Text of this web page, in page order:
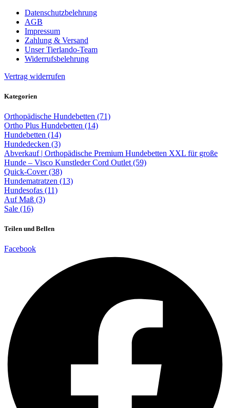
Datenschutzbelehrung
AGB
Impressum
Zahlung & Versand
Unser Tierlando-Team
Widerrufsbelehrung
Vertrag widerrufen
Kategorien
Orthopädische Hundebetten (71)
Ortho Plus Hundebetten (14)
Hundebetten (14)
Hundedecken (3)
Abverkauf | Orthopädische Premium Hundebetten XXL für große
Hunde – Visco Kunstleder Cord Outlet (59)
Quick-Cover (38)
Hundematratzen (13)
Hundesofas (11)
Auf Maß (3)
Sale (16)
Teilen und Bellen
Facebook